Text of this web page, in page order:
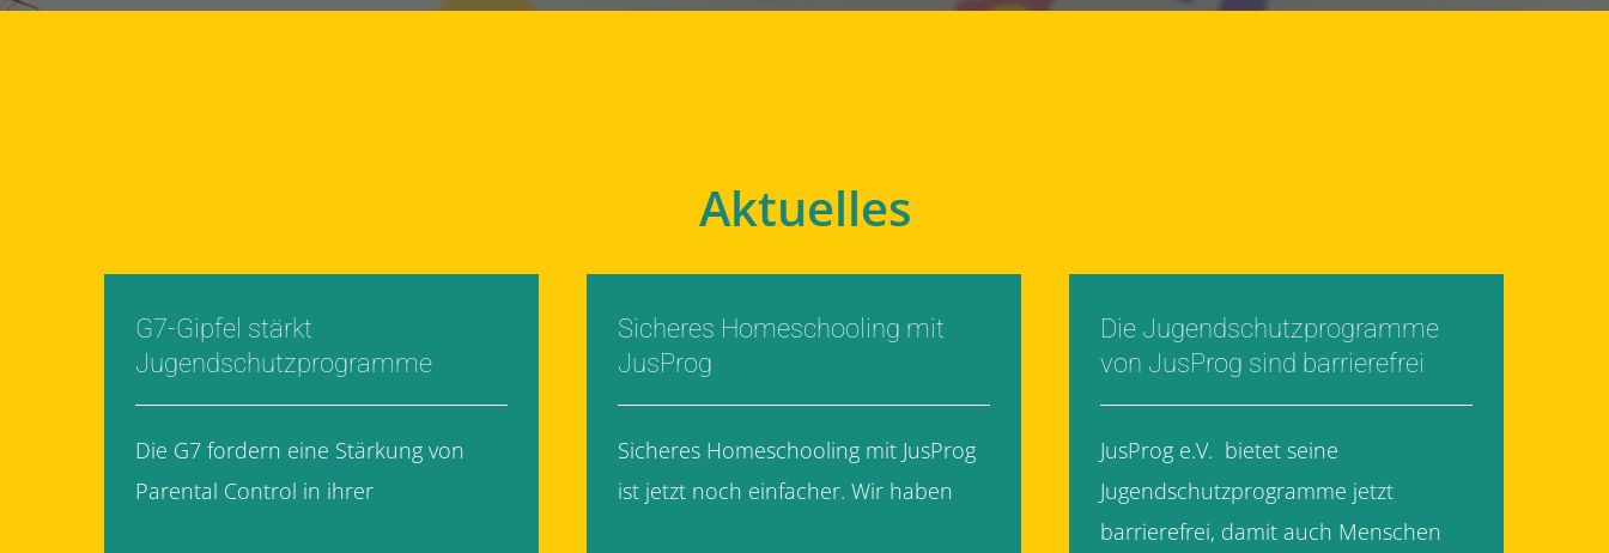
Aktuelles
G7-Gipfel stärkt
Jugendschutzprogramme
Die G7 fordern eine Stärkung von
Parental Control in ihrer
Sicheres Homeschooling mit
JusProg
Sicheres Homeschooling mit JusProg
ist jetzt noch einfacher. Wir haben
Die Jugendschutzprogramme
von JusProg sind barrierefrei
JusProg e.V. bietet seine
Jugendschutzprogramme jetzt
barrierefrei, damit auch Menschen